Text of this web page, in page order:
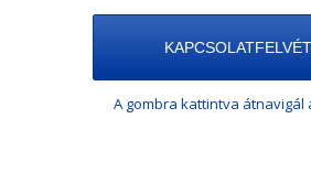
A gombra kattintva átnavigál